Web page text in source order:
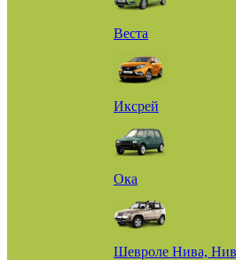
Веста
Иксрей
Ока
Шевроле Нива,